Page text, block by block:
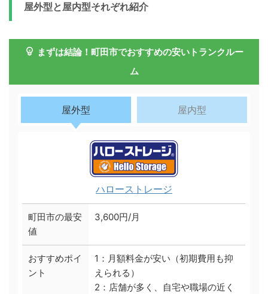
屋外型と屋内型それぞれ紹介
まずは結論！町田市でおすすめの安いトランクルー
ム
屋外型 屋内型
ハローストレージ
町田市の最安
値
3,600円/月
おすすめポイ
ント
1：月額料金が安い（初期費用も抑
えられる）
2：店舗が多く、自宅や職場の近く